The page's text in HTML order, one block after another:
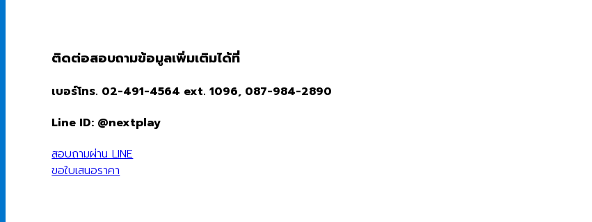
ติดต่อสอบถามข้อมูลเพิ่มเติมได้ที่
เบอร์โทร. 02-491-4564 ext. 1096, 087-984-2890
Line ID: @nextplay
สอบถามผ่าน LINE
ขอใบเสนอราคา